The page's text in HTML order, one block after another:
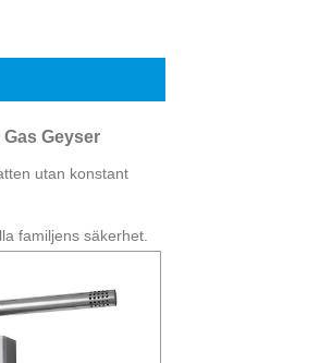
Geyser
utan konstant
familjens säkerhet.